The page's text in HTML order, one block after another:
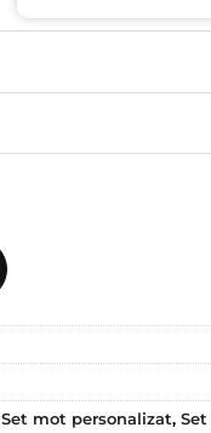
Set mot personalizat,